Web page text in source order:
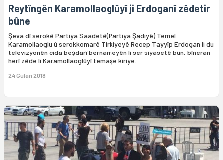
Reytîngên Karamollaoglûyî ji Erdoganî zêdetir
bûne
Şeva dî serokê Partiya Saadetê(Partiya Şadiyê) Temel
Karamollaoglu û serokkomarê Tirkiyeyê Recep Tayyîp Erdogan li du
televizyonên cida beşdarî bernameyên li ser siyasetê bûn, bîneran
herî zêde li Karamollaoglûyî temaşe kiriye.
24 Gulan 2018